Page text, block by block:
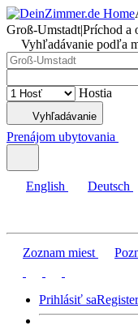
Groß-Umstadt|Príchod a
Vyhľadávanie podľa
Hostia
Vyhľadávanie
Prenájom ubytovania
English Deutsch
Zoznam miest
Prihlásiť sa